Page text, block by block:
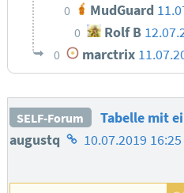
0 MudGuard
0 Rolf B
0 marctrix
SELF-Forum
Tabelle mit
augustq Homepage
Autors
10.07.2019 16:25